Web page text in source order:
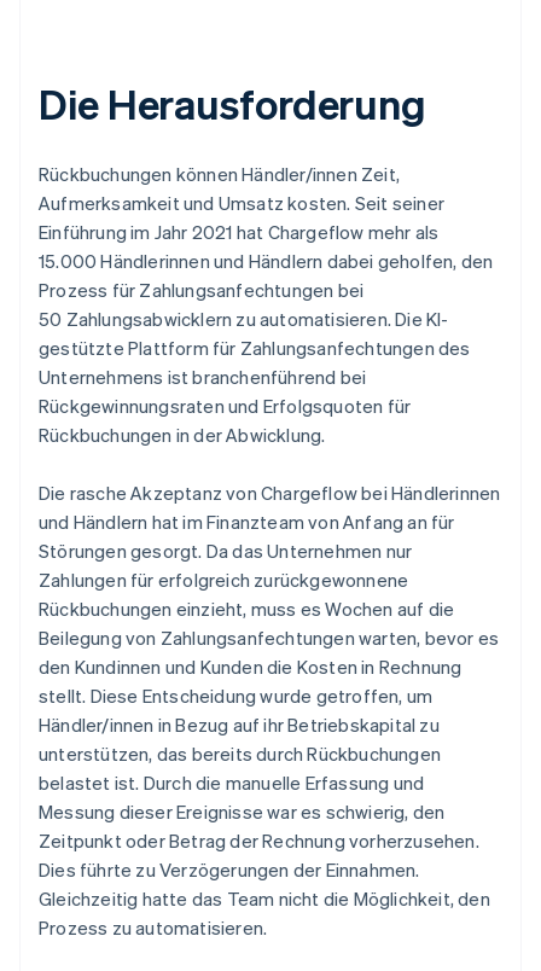
Die Herausforderung
Rückbuchungen können Händler/innen Zeit,
Aufmerksamkeit und Umsatz kosten. Seit seiner
Einführung im Jahr 2021 hat Chargeflow mehr als
15.000 Händlerinnen und Händlern dabei geholfen, den
Prozess für Zahlungsanfechtungen bei
50 Zahlungsabwicklern zu automatisieren. Die KI-
gestützte Plattform für Zahlungsanfechtungen des
Unternehmens ist branchenführend bei
Rückgewinnungsraten und Erfolgsquoten für
Rückbuchungen in der Abwicklung.
Die rasche Akzeptanz von Chargeflow bei Händlerinnen
und Händlern hat im Finanzteam von Anfang an für
Störungen gesorgt. Da das Unternehmen nur
Zahlungen für erfolgreich zurückgewonnene
Rückbuchungen einzieht, muss es Wochen auf die
Beilegung von Zahlungsanfechtungen warten, bevor es
den Kundinnen und Kunden die Kosten in Rechnung
stellt. Diese Entscheidung wurde getroffen, um
Händler/innen in Bezug auf ihr Betriebskapital zu
unterstützen, das bereits durch Rückbuchungen
belastet ist. Durch die manuelle Erfassung und
Messung dieser Ereignisse war es schwierig, den
Zeitpunkt oder Betrag der Rechnung vorherzusehen.
Dies führte zu Verzögerungen der Einnahmen.
Gleichzeitig hatte das Team nicht die Möglichkeit, den
Prozess zu automatisieren.